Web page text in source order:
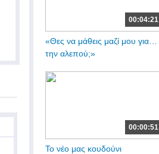
00:04:21
«Θες να μάθεις μαζί μου για…
την αλεπού;»
00:00:51
Το νέο μας κουδούνι